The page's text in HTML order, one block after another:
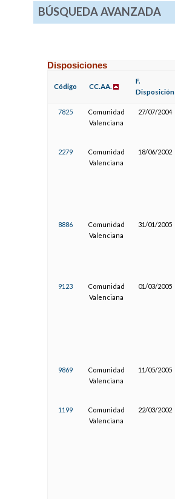
BÚSQUEDA AVANZADA
Disposiciones
Código CC.AA.
F.
Disposición
7825
Comunidad
Valenciana
27/07/2004
2279
Comunidad
Valenciana
18/06/2002
8886
Comunidad
Valenciana
31/01/2005
9123
Comunidad
Valenciana
01/03/2005
9869
Comunidad
Valenciana
11/05/2005
1199
Comunidad
Valenciana
22/03/2002